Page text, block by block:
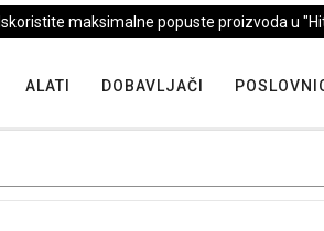
Iskoristite maksimalne popuste proizvoda u
ALATI DOBAVLJAČI